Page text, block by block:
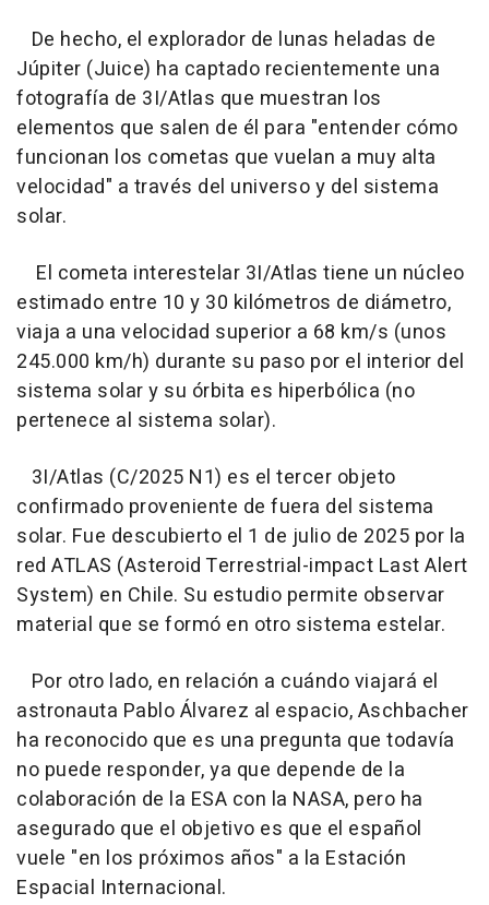
De hecho, el explorador de lunas heladas de
Júpiter (Juice) ha captado recientemente una
fotografía de 3I/Atlas que muestran los
elementos que salen de él para "entender cómo
funcionan los cometas que vuelan a muy alta
velocidad" a través del universo y del sistema
solar.
El cometa interestelar 3I/Atlas tiene un núcleo
estimado entre 10 y 30 kilómetros de diámetro,
viaja a una velocidad superior a 68 km/s (unos
245.000 km/h) durante su paso por el interior del
sistema solar y su órbita es hiperbólica (no
pertenece al sistema solar).
3I/Atlas (C/2025 N1) es el tercer objeto
confirmado proveniente de fuera del sistema
solar. Fue descubierto el 1 de julio de 2025 por la
red ATLAS (Asteroid Terrestrial-impact Last Alert
System) en Chile. Su estudio permite observar
material que se formó en otro sistema estelar.
Por otro lado, en relación a cuándo viajará el
astronauta Pablo Álvarez al espacio, Aschbacher
ha reconocido que es una pregunta que todavía
no puede responder, ya que depende de la
colaboración de la ESA con la NASA, pero ha
asegurado que el objetivo es que el español
vuele "en los próximos años" a la Estación
Espacial Internacional.